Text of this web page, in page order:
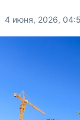
4 июня, 2026,